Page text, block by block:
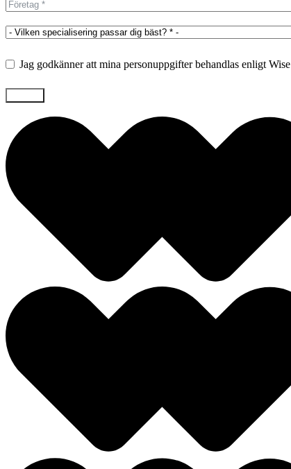
Jag godkänner att mina personuppgifter behandlas enligt Wise